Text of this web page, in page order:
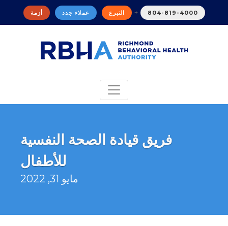
أزمة عملاء جدد التبرع + 804-819-4000
فريق قيادة الصحة النفسية
للأطفال
مايو 31, 2022